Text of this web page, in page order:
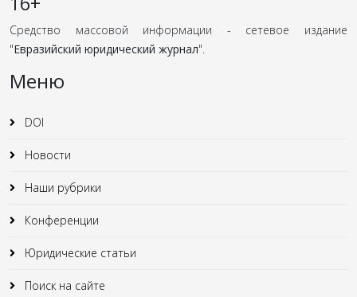
Средство массовой информации - сетевое издание
"Евразийский юридический журнал".
Меню
DOI
Новости
Наши рубрики
Конференции
Юридические статьи
Поиск на сайте